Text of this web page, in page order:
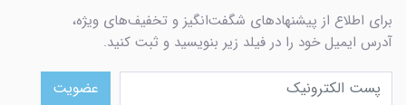
برای اطلاع از پیشنهادهای شگفت‌انگیز و تخفیف‌های ویژه،
آدرس ایمیل خود را در فیلد زیر بنویسید و ثبت کنید.
عضویت